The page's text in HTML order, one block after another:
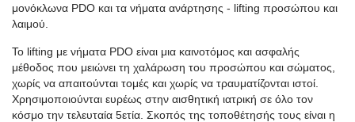
μονόκλωνα PDO και τα νήματα ανάρτησης - lifting προσώπου και
λαιμού.
Το lifting με νήματα PDO είναι μια καινοτόμος και ασφαλής
μέθοδος που μειώνει τη χαλάρωση του προσώπου και σώματος,
χωρίς να απαιτούνται τομές και χωρίς να τραυματίζονται ιστοί.
Χρησιμοποιούνται ευρέως στην αισθητική ιατρική σε όλο τον
κόσμο την τελευταία 5ετία. Σκοπός της τοποθέτησής τους είναι η